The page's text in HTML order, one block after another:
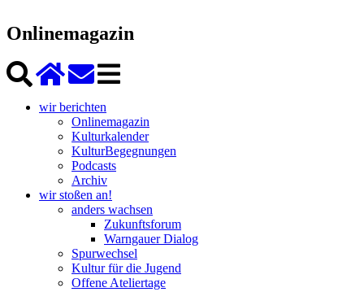
Onlinemagazin
wir berichten
Onlinemagazin
Kulturkalender
KulturBegegnungen
Podcasts
Archiv
wir stoßen an!
anders wachsen
Zukunftsforum
Warngauer Dialog
Spurwechsel
Kultur für die Jugend
Offene Ateliertage